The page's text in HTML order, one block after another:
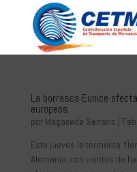
La borrasca Eunice
europeos
por Magaceda Serrano |
Este jueves la tormenta
Alemania, con vientos de